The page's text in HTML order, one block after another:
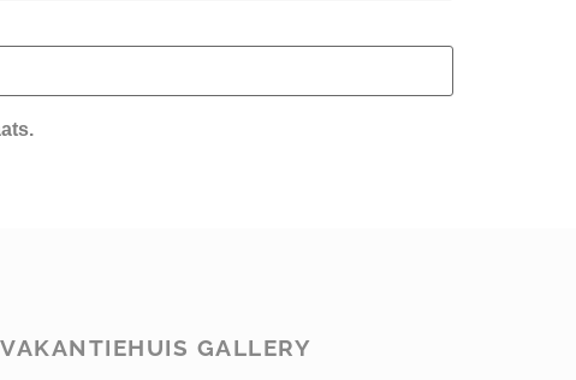
VAKANTIEHUIS GALLERY